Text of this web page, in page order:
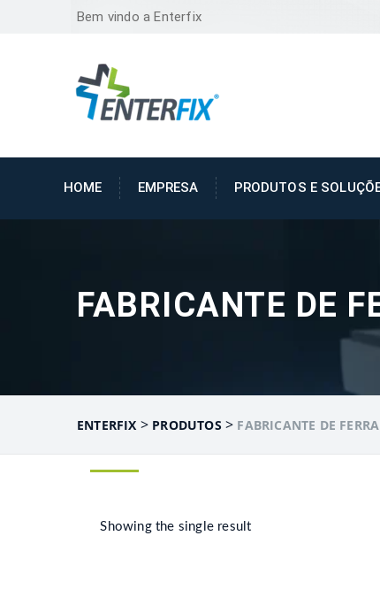
Bem vindo a Enterfix
HOME EMPRESA PRODUTOS E
FABRICANTE DE
ENTERFIX > PRODUTOS > FABRICANTE DE
Showing the single result